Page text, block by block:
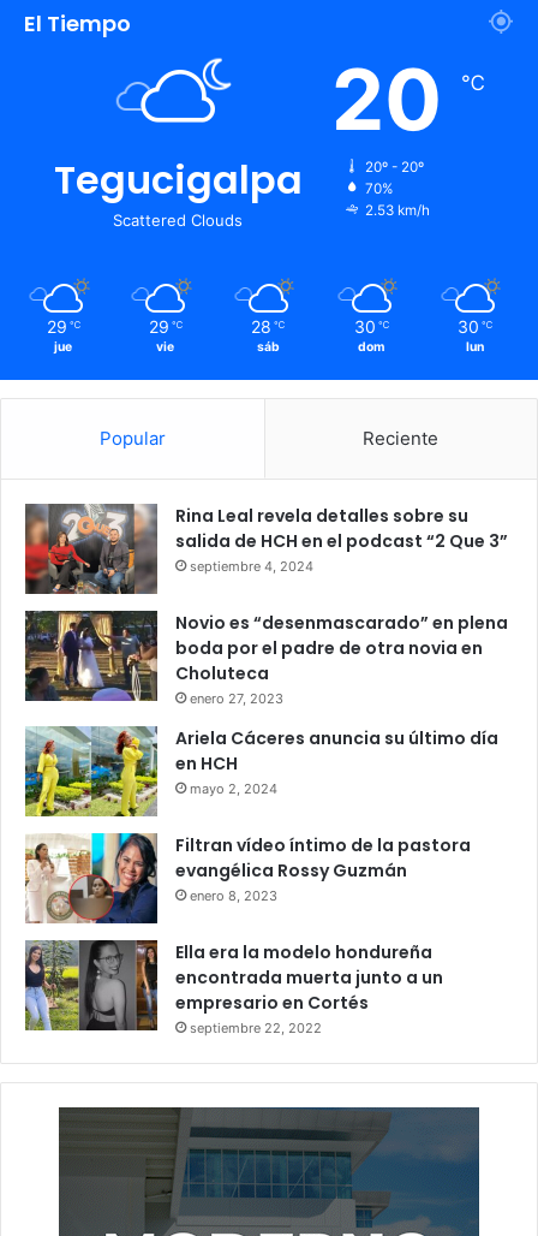
El Tiempo
Tegucigalpa
Scattered Clouds
20 ℃
20º - 20º
70%
2.53 km/h
29 ℃
jue
29 ℃
vie
28 ℃
sáb
30 ℃
dom
30 ℃
lun
Popular Reciente
Rina Leal revela detalles sobre su
salida de HCH en el podcast “2 Que 3”
septiembre 4, 2024
Novio es “desenmascarado” en plena
boda por el padre de otra novia en
Choluteca
enero 27, 2023
Ariela Cáceres anuncia su último día
en HCH
mayo 2, 2024
Filtran vídeo íntimo de la pastora
evangélica Rossy Guzmán
enero 8, 2023
Ella era la modelo hondureña
encontrada muerta junto a un
empresario en Cortés
septiembre 22, 2022